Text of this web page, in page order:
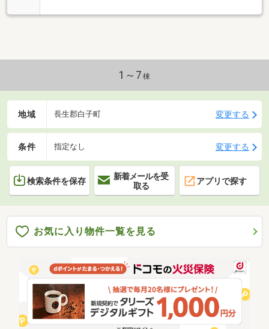
さい。
1～7 棟
地域 長生郡白子町 変更する
条件 指定なし 変更する
検索条件を保存
新着メールを受
取る
アプリで探す
お気に入り物件一覧を見る